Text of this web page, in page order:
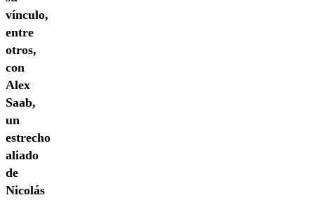
vínculo,
entre
otros,
con
Alex
Saab,
un
estrecho
aliado
de
Nicolás